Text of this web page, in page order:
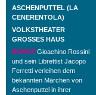
ASCHENPUTTEL (LA
CENERENTOLA)
VOLKSTHEATER
GROSSES HAUS
BÜHNE Gioachino Rossini
und sein Librettist Jacopo
Ferretti verleihen dem
bekannten Märchen von
Aschenputtel in ihrer